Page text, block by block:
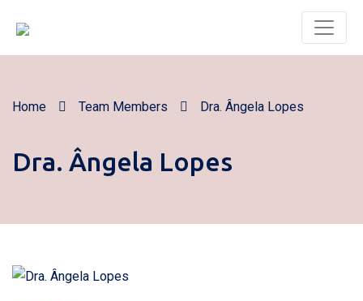
Home Team Members Dra. Ângela Lopes
Dra. Ângela Lopes